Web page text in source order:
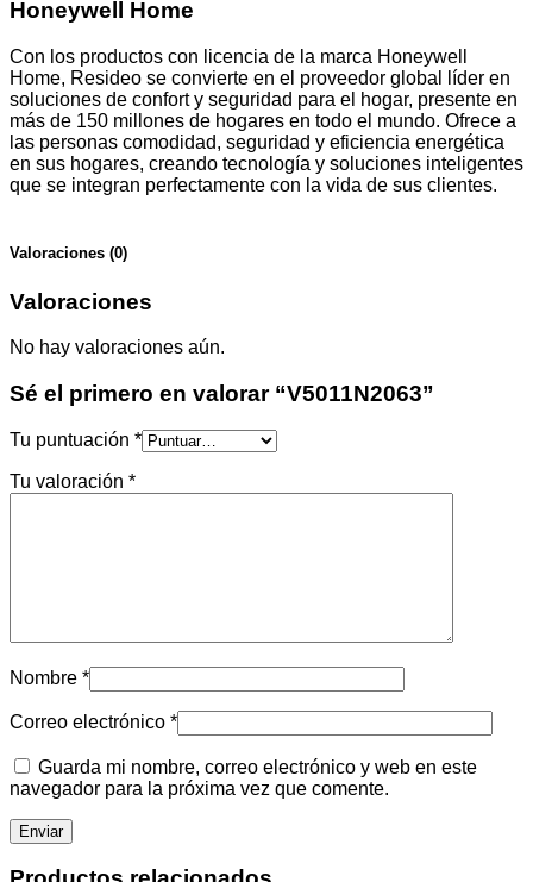
Honeywell Home
Con los productos con licencia de la marca Honeywell
Home, Resideo se convierte en el proveedor global líder en
soluciones de confort y seguridad para el hogar, presente en
más de 150 millones de hogares en todo el mundo. Ofrece a
las personas comodidad, seguridad y eficiencia energética
en sus hogares, creando tecnología y soluciones inteligentes
que se integran perfectamente con la vida de sus clientes.
Valoraciones (0)
Valoraciones
No hay valoraciones aún.
Sé el primero en valorar “V5011N2063”
Tu puntuación *
Tu valoración *
Nombre *
Correo electrónico *
Guarda mi nombre, correo electrónico y web en este
navegador para la próxima vez que comente.